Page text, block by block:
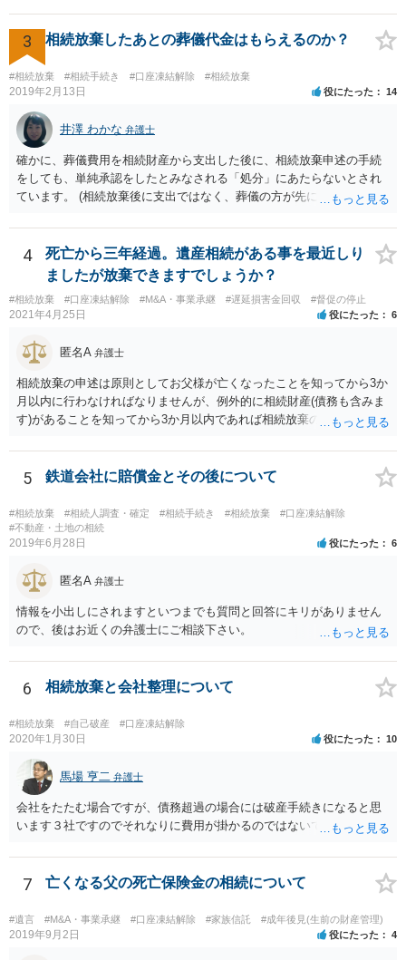
か？ 委任状を偽造して使用することはまでは依頼の範囲ではない
ので できないと思います。
3 相続放棄したあとの葬儀代金はもらえるのか？
#相続放棄 #相続手続き #口座凍結解除 #相続放棄
2019年2月13日 役にたった 14
井澤 わかな 弁護士
確かに、葬儀費用を相続財産から支出した後に、相続放棄申述の手続
をしても、単純承認をしたとみなされる「処分」にあたらないとされ
ています。 (相続放棄後に支出ではなく、葬儀の方が先に来るのが通常
述の手続ということだと思いますが) ただ、葬儀費用ならいくらでもよ
いということではなく、身分相応の、社会的儀式として当然認められ
る程度の金額に留まると考えた方がよいです。 もし、相続人の皆さん
に葬儀費用を支出する経済力がなく、質素な葬儀を行った費用であれ
ば相続財産から支出しても単純承認と認められない可能性が高いの
で、相続放棄申述が受理される可能性も高いと思います。
4
死亡から三年経過。遺産相続がある事を最近しり
ましたが放棄できますでしょうか？
#相続放棄 #口座凍結解除 #M&A・事業承継 #遅延損害金回収 #督促の停止
2021年4月25日 役にたった 6
匿名A 弁護士
相続放棄の申述は原則としてお父様が亡くなったことを知ってから3か
月以内に行わなければなりませんが、例外的に相続財産(債務も含みま
す)があることを知ってから3か月以内であれば相続放棄の申述が認め
したら、早急に家裁に行って相続放棄の申述をしたい旨告げて必要な
書類を提出されることをおすすめいたします。 なお、お父様の債務が
他にもあるかもしれないというリスクを考えますと、相続放棄の申述
にあたっては、法テラスの無料相談等を利用して弁護士に相談するこ
とも十分考えられるかと存じます。また、ご記載いただいた事実関係
を拝見するかぎり、再婚相手のかたは既に相続放棄をされている可能
5 鉄道会社に賠償金とその後について
#相続放棄 #相続人調査・確定 #相続手続き #相続放棄
#口座凍結解除
#不動産・土地の相続
2019年6月28日 役にたった 6
匿名A 弁護士
情報を小出しにされますといつまでも質問と回答にキリがありません
ので、後はお近くの弁護士にご相談下さい。
6 相続放棄と会社整理について
#相続放棄 #自己破産 #口座凍結解除
2020年1月30日 役にたった 10
馬場 亨二 弁護士
会社をたたむ場合ですが、債務超過の場合には破産手続きになると思
います３社ですのでそれなりに費用が掛かるのではないでしょうか。
7 亡くなる父の死亡保険金の相続について
#遺言 #M&A・事業承継 #口座凍結解除 #家族信託 #成年後見(生前の財産管理)
2019年9月2日 役にたった 4